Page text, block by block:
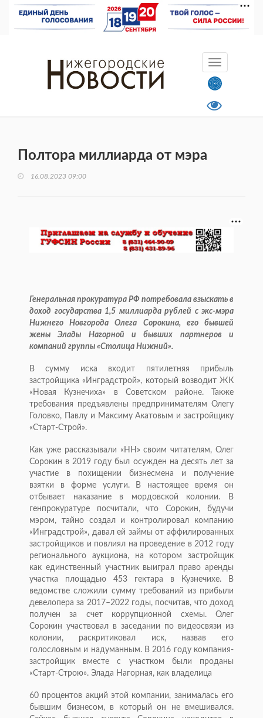
Полтора миллиарда от мэра
16.08.2023 09:00
Генеральная прокуратура РФ потребовала взыскать в
доход государства 1,5 миллиарда рублей с экс-мэра
Нижнего Новгорода Олега Сорокина, его бывшей
жены Элады Нагорной и бывших партнеров и
компаний группы «Столица Нижний».
В сумму иска входит пятилетняя прибыль
застройщика «Инградстрой», который возводит ЖК
«Новая Кузнечиха» в Советском районе. Также
требования предъявлены предпринимателям Олегу
Головко, Павлу и Максиму Акатовым и застройщику
«Старт-Строй».
Как уже рассказывали «НН» своим читателям, Олег
Сорокин в 2019 году был осужден на десять лет за
участие в похищении бизнесмена и получение
взятки в форме услуги. В настоящее время он
отбывает наказание в мордовской колонии. В
генпрокуратуре посчитали, что Сорокин, будучи
мэром, тайно создал и контролировал компанию
«Инградстрой», давал ей займы от аффилированных
застройщиков и повлиял на проведение в 2012 году
регионального аукциона, на котором застройщик
как единственный участник выиграл право аренды
участка площадью 453 гектара в Кузнечихе. В
ведомстве сложили сумму требований из прибыли
девелопера за 2017–2022 годы, посчитав, что доход
получен за счет коррупционной схемы. Олег
Сорокин участвовал в заседании по видеосвязи из
колонии, раскритиковал иск, назвав его
голословным и надуманным. В 2016 году компания-
застройщик вместе с участком были проданы
«Старт-Строю». Элада Нагорная, как владелица
60 процентов акций этой компании, занималась его
бывшим бизнесом, в который он не вмешивался.